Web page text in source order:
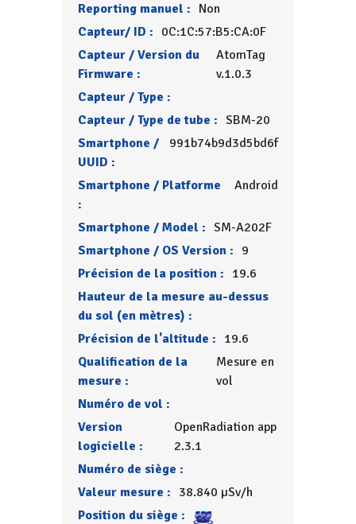
Reporting manuel : Non
Capteur/ ID : 0C:1C:57:B5:CA:0F
Capteur / Version du
Firmware :
AtomTag
v.1.0.3
Capteur / Type :
Capteur / Type de tube : SBM-20
Smartphone /
UUID :
991b74b9d3d5bd6f
Smartphone / Platforme
:
Android
Smartphone / Model : SM-A202F
Smartphone / OS Version : 9
Précision de la position : 19.6
Hauteur de la mesure au-dessus
du sol (en mètres) :
Précision de l'altitude : 19.6
Qualification de la
mesure :
Mesure en
vol
Numéro de vol :
Version
logicielle :
OpenRadiation app
2.3.1
Numéro de siège :
Valeur mesure : 38.840 µSv/h
Position du siège :